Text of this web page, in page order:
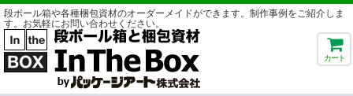
段ボール箱や各種梱包資材のオーダーメイドができます。制作事例をご紹介しま
す。お気軽にお問い合わせください。
カート